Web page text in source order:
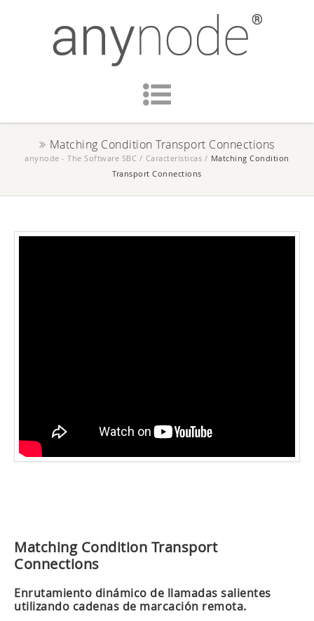
Matching Condition Transport Connections
anynode - The Software SBC / Características / Matching Condition
Transport Connections
Matching Condition Transport
Connections
Enrutamiento dinámico de llamadas salientes
utilizando cadenas de marcación remota.